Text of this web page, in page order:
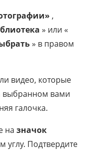
,
» или «
» в правом
видео, которые
выбранном вами
галочка.
на значок
углу. Подтвердите